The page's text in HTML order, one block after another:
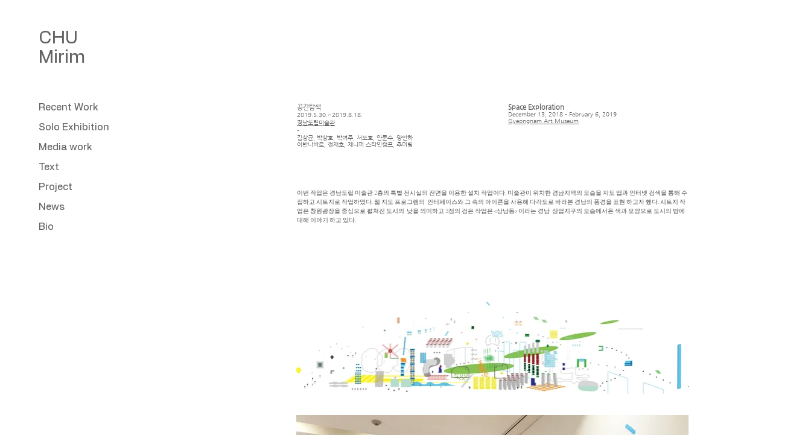
Recent Work
Solo Exhibition
Media work
Text
Project
News
Bio
C HU
Mirim
공간탐색
2019.5.30.~2019.8.18.
경남도립미술관
-
김상균, 박상호, 박여주, 서도호, 안문수, 양민하
이반나바로, 정재호, 제니퍼 스타인캠프, 추미림
Space Exploration
December 13, 2018 - February 6, 2019
Gyeongnam Art Museum
이번 작업은 경남도립 미술관 2층의 특별 전시실의 전면을 이용한 설치 작업이다. 미술관이 위치한 경남지역의 모습을 지도 앱과 인터넷 검색을 통해 수
집하고 시트지로 작업하였다. 웹 지도 프로그램의 인터페이스와 그 속의 아이콘을 사용해 다각도로 바라본 경남의 풍경을 표현 하고자 했다. 시트지 작
업은 창원광장을 중심으로 펼쳐진 도시의 낮을 의미하고 3점의 검은 작업은 <상남동> 이라는 경남 상업지구의 모습에서온 색과 모양으로 도시의 밤에
대해 이야기 하고 있다.